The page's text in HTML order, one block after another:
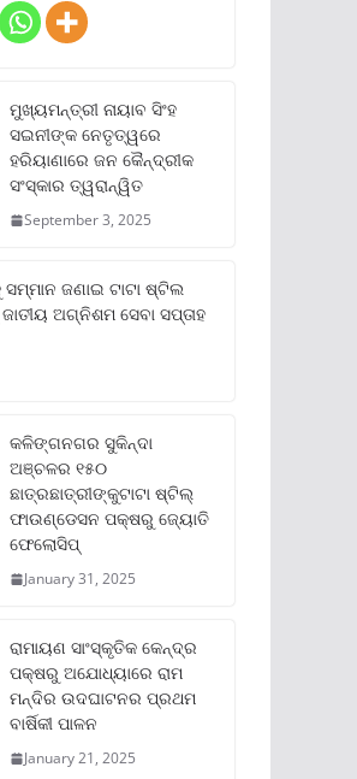
ମୁଖ୍ୟମନ୍ତ୍ରୀ ନାୟାବ ସିଂହ
ସଇନୀଙ୍କ ନେତୃତ୍ୱରେ
ହରିୟାଣାରେ ଜନ କୈନ୍ଦ୍ରୀକ
ସଂସ୍କାର ତ୍ୱରାନ୍ୱିତ
September 3, 2025
ଜଣାଇ ଟାଟା ଷ୍ଟିଲ
ଅଗ୍ନିଶମ ସେବା ସପ୍ତାହ
କଳିଙ୍ଗନଗର ସୁକିନ୍ଦା
ଅଞ୍ଚଳର ୧୫୦
ଛାତ୍ରଛାତ୍ରୀଙ୍କୁଟାଟା ଷ୍ଟିଲ୍
ଫାଉଣ୍ଡେସନ ପକ୍ଷରୁ ଜ୍ୟୋତି
ଫେଲୋସିପ୍‌
January 31, 2025
ରାମାୟଣ ସାଂସ୍କୃତିକ କେନ୍ଦ୍ର
ପକ୍ଷରୁ ଅଯୋଧ୍ୟାରେ ରାମ
ମନ୍ଦିର ଉଦଘାଟନର ପ୍ରଥମ
ବାର୍ଷିକୀ ପାଳନ
January 21, 2025